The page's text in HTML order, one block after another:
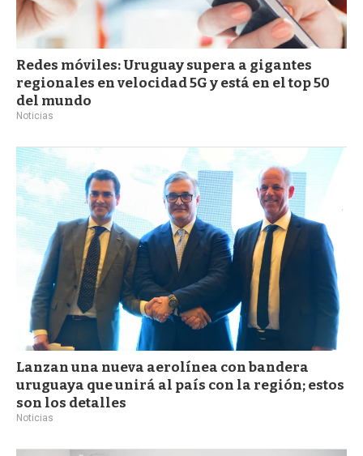
Redes móviles: Uruguay supera a gigantes
regionales en velocidad 5G y está en el top 50
del mundo
Noticias
Lanzan una nueva aerolínea con bandera
uruguaya que unirá al país con la región; estos
son los detalles
Noticias